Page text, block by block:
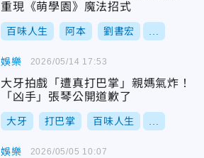
重現《萌學園》魔法招式
百味人生 阿本 劉書宏
娛樂
大牙拍戲「遭真打巴掌」親媽氣炸！
「凶手」張琴公開道歉了
大牙 打巴掌 百味人生
2026/05/14 17:53
娛樂 2026/05/05 10:07